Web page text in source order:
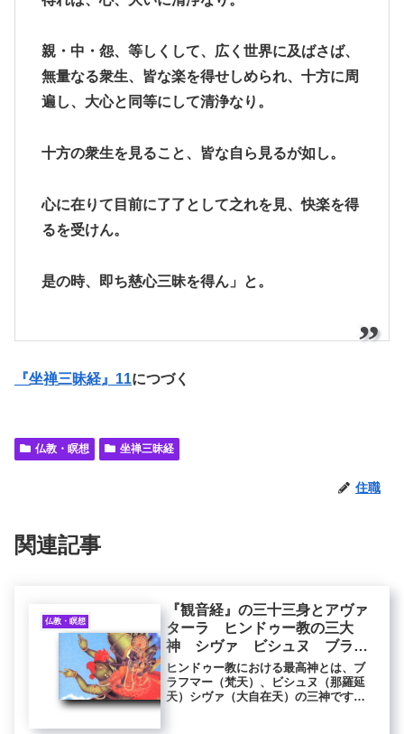
親・中・怨、等しくして、広く世界に及ばさば、
無量なる衆生、皆な楽を得せしめられ、十方に周
遍し、大心と同等にして清浄なり。
十方の衆生を見ること、皆な自ら見るが如し。
心に在りて目前に了了として之れを見、快楽を得
るを受けん。
是の時、即ち慈心三昧を得ん」と。
『坐禅三昧経』11につづく
仏教・瞑想 坐禅三昧経
住職
関連記事
仏教・瞑想
『観音経』の三十三身とアヴァ
ターラ ヒンドゥー教の三大
神 シヴァ ビシュヌ ブラフ
マー
ヒンドゥー教における最高神とは、ブ
ラフマー（梵天）、ビシュヌ（那羅延
天）シヴァ（大自在天）の三神です。